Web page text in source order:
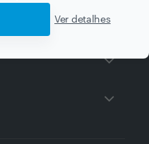
Ver detalhes